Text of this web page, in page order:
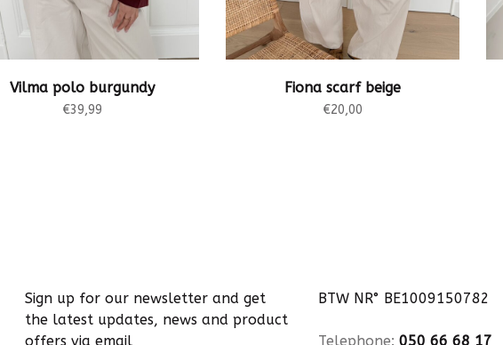
Vilma polo burgundy
€39,99
Fiona scarf beige
€20,00
Sign up for our newsletter and get
the latest updates, news and product
offers via email
BTW NR° BE1009150782
Telephone: 050 66 68 17